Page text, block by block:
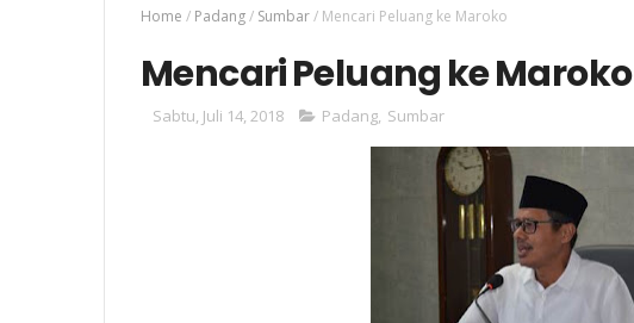
Home / Padang/ Sumbar/ Mencari Peluang ke Maroko
Mencari Peluang ke Maroko
Sabtu, Juli 14, 2018 Padang, Sumbar